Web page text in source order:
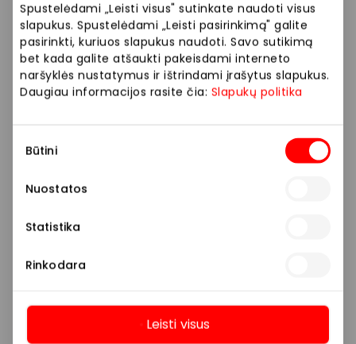
Spustelėdami „Leisti visus" sutinkate naudoti visus
slapukus. Spustelėdami „Leisti pasirinkimą" galite
pasirinkti, kuriuos slapukus naudoti. Savo sutikimą
bet kada galite atšaukti pakeisdami interneto
naršyklės nustatymus ir ištrindami įrašytus slapukus.
Daugiau informacijos rasite čia: Slapukų politika
pasirinkimas
Būtini
Nuostatos
Statistika
Rinkodara
Leisti visus
Akcija galioja iki 2026 03 08.
Prekybos ir pramogų centre „AKROPOLIS“
veikiančios parduotuvės ir paslaugų teikėjai
dydžius bei kitas aktualias sąlygas.
informaciją, tačiau, jei kyla neatitikimų tarp mūsų
informacijos parduotuvėje ar paslaugų teikimo
konkrečioje parduotuvėje ar paslaugų teikimo
Visais klausimais, susijusiais su konkrečiomis
nuolaidomis bei vykstančiomis akcijomis,